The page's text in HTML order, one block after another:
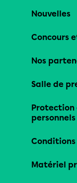
Nouvelles
Concours
Nos
Salle de
Protection
personnels
Matériel